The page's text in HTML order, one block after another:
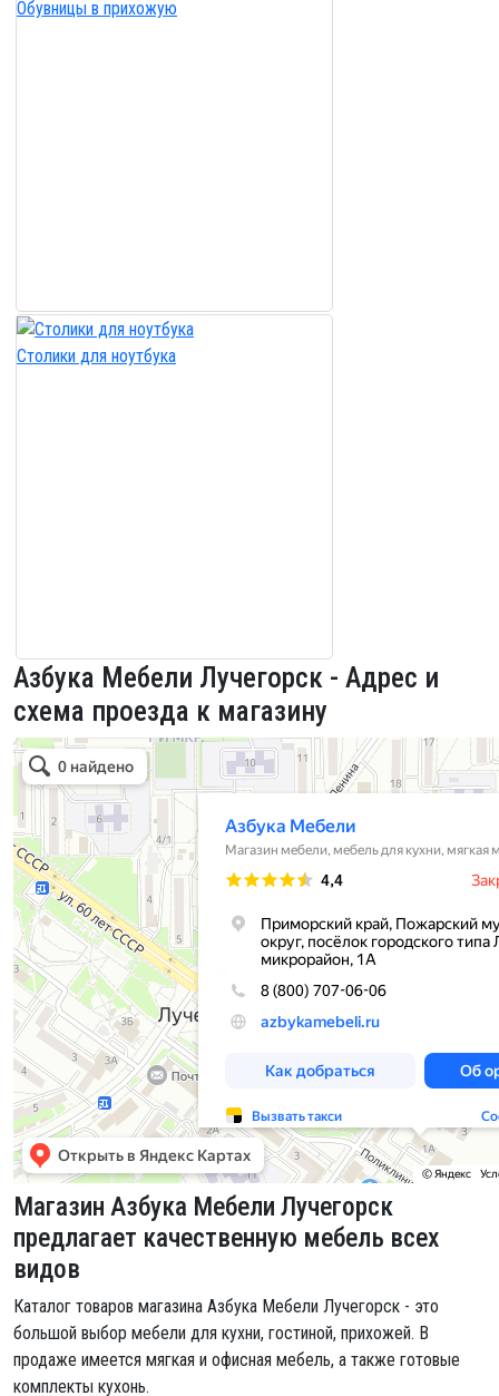
Обувницы в прихожую
Столики для ноутбука
Азбука Мебели Лучегорск - Адрес и
схема проезда к магазину
Азбука мебели
Магазин мебели в Приморском крае
Мягкая мебель в Приморском крае
Магазин Азбука Мебели Лучегорск
предлагает качественную мебель всех
видов
Каталог товаров магазина Азбука Мебели Лучегорск - это
большой выбор мебели для кухни, гостиной, прихожей. В
продаже имеется мягкая и офисная мебель, а также готовые
комплекты кухонь.